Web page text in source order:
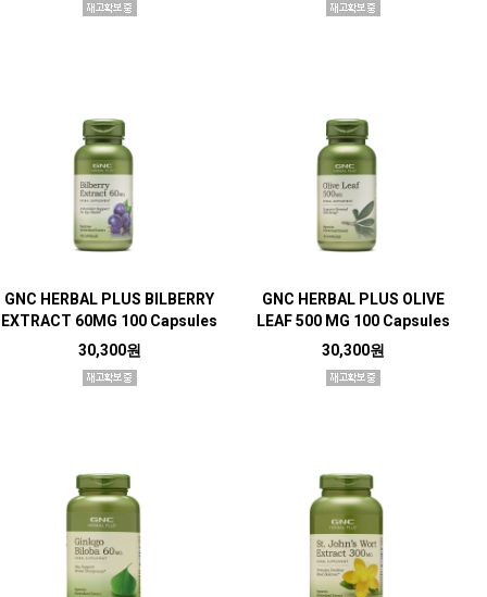
GNC HERBAL PLUS BILBERRY
EXTRACT 60MG 100 Capsules
30,300원
GNC HERBAL PLUS OLIVE
LEAF 500 MG 100 Capsules
30,300원